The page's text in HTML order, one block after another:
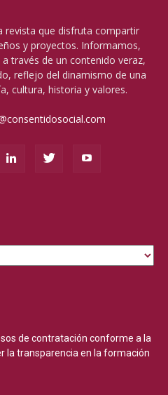
revista que disfruta compartir
y proyectos. Informamos,
través de un contenido veraz,
reflejo del dinamismo de una
cultura, historia y valores.
de contratación conforme a la
la transparencia en la formación